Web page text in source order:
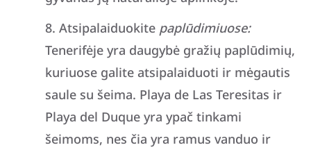
Atsipalaiduokite paplūdimiuose:
Tenerifėje yra daugybė gražių paplūdimių,
kuriuose galite atsipalaiduoti ir mėgautis
saule su šeima. Playa de Las Teresitas ir
Playa del Duque yra ypač tinkami
šeimoms, nes čia yra ramus vanduo ir